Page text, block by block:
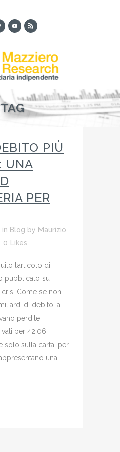
PIÙ
UNA
PER
in Blog by Maurizio
0 Likes
l’articolo di
pubblicato su
Come se non
di debito, a
perdite
per 42,06
solo sulla carta, per
una